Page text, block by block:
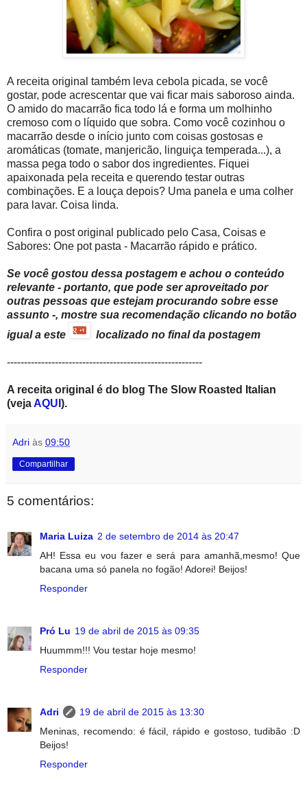
A receita original também leva cebola picada, se você
gostar, pode acrescentar que vai ficar mais saboroso ainda.
O amido do macarrão fica todo lá e forma um molhinho
cremoso com o líquido que sobra. Como você cozinhou o
macarrão desde o início junto com coisas gostosas e
aromáticas (tomate, manjericão, linguiça temperada...), a
massa pega todo o sabor dos ingredientes. Fiquei
apaixonada pela receita e querendo testar outras
combinações. E a louça depois? Uma panela e uma colher
para lavar. Coisa linda.
Confira o post original publicado pelo Casa, Coisas e
Sabores: One pot pasta - Macarrão rápido e prático.
Se você gostou dessa postagem e achou o conteúdo
relevante - portanto, que pode ser aproveitado por
outras pessoas que estejam procurando sobre esse
assunto -, mostre sua recomendação clicando no botão
igual a este
localizado no final da postagem
---------------------------------------------------------
A receita original é do blog The Slow Roasted Italian
(vejaAQUI ).
Adri às 09:50
Compartilhar
5 comentários:
Maria Luiza 2 de setembro de 2014 às 20:47
AH! Essa eu vou fazer e será para amanhã,mesmo! Que
bacana uma só panela no fogão! Adorei! Beijos!
Responder
Pró Lu 19 de abril de 2015 às 09:35
Huummm!!! Vou testar hoje mesmo!
Responder
Adri
19 de abril de 2015 às 13:30
Meninas, recomendo: é fácil, rápido e gostoso, tudibão :D
Beijos!
Responder